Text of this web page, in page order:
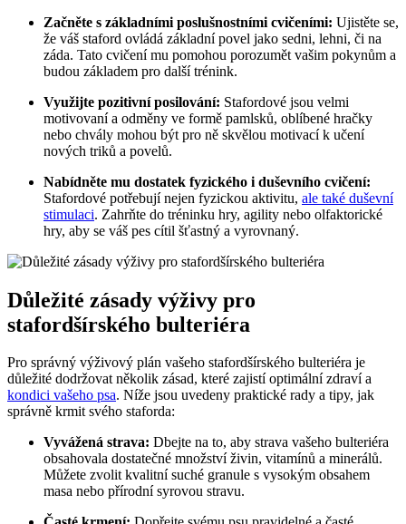
Začněte s základními poslušnostními cvičeními: Ujistěte se,
že váš staford ovládá základní povel jako sedni, lehni, či na
záda. Tato cvičení mu pomohou porozumět vašim pokynům a
budou základem pro další trénink.
Využijte pozitivní posilování: Stafordové jsou velmi
motivovaní a odměny ve formě pamlsků, oblíbené hračky
nebo chvály mohou být pro ně skvělou motivací k učení
nových triků a povelů.
Nabídněte mu dostatek fyzického i duševního cvičení:
Stafordové potřebují nejen fyzickou aktivitu, ale také duševní
stimulaci. Zahrňte do tréninku hry, agility nebo olfaktorické
hry, aby se váš pes cítil šťastný a vyrovnaný.
Důležité zásady výživy pro
stafordšírského bulteriéra
Pro správný výživový plán vašeho stafordšírského bulteriéra je
důležité dodržovat několik zásad, které zajistí optimální zdraví a
kondici vašeho psa. Níže jsou uvedeny praktické rady a tipy, jak
správně krmit svého staforda:
Vyvážená strava: Dbejte na to, aby strava vašeho bulteriéra
obsahovala dostatečné množství živin, vitamínů a minerálů.
Můžete zvolit kvalitní suché granule s vysokým obsahem
masa nebo přírodní syrovou stravu.